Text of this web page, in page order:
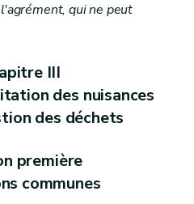
qui ne peut
III
des nuisances
des déchets
première
communes